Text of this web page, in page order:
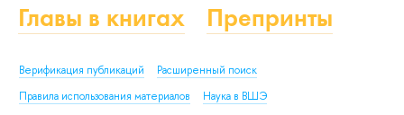
Главы в книгах
Препринты
Верификация публикаций
Расширенный поиск
Правила использования материалов
Наука в ВШЭ